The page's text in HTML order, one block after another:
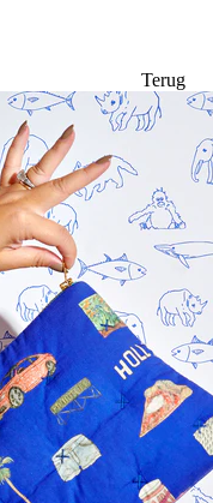
Terug